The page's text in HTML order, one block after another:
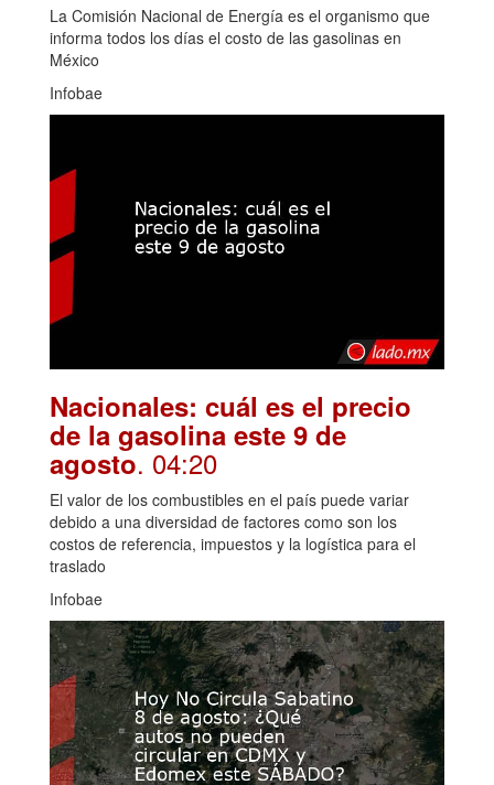
La Comisión Nacional de Energía es el organismo que
informa todos los días el costo de las gasolinas en
México
Infobae
Nacionales: cuál es el precio
de la gasolina este 9 de
agosto. 04:20
El valor de los combustibles en el país puede variar
debido a una diversidad de factores como son los
costos de referencia, impuestos y la logística para el
traslado
Infobae